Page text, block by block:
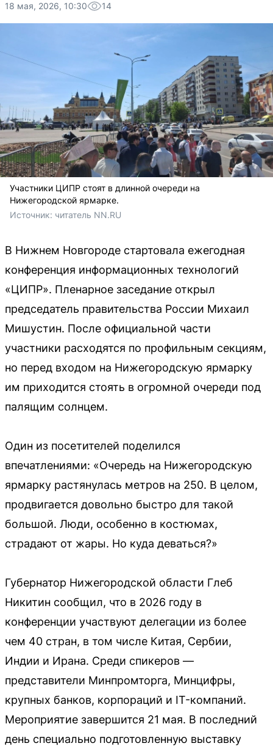
18 мая, 2026, 10:30 14
Участники ЦИПР стоят в длинной очереди на
Нижегородской ярмарке.
Источник: читатель NN.RU
В Нижнем Новгороде стартовала ежегодная
конференция информационных технологий
«ЦИПР». Пленарное заседание открыл
председатель правительства России Михаил
Мишустин. После официальной части
участники расходятся по профильным секциям,
но перед входом на Нижегородскую ярмарку
им приходится стоять в огромной очереди под
палящим солнцем.
Один из посетителей поделился
впечатлениями: «Очередь на Нижегородскую
ярмарку растянулась метров на 250. В целом,
продвигается довольно быстро для такой
большой. Люди, особенно в костюмах,
страдают от жары. Но куда деваться?»
Губернатор Нижегородской области Глеб
Никитин сообщил, что в 2026 году в
конференции участвуют делегации из более
чем 40 стран, в том числе Китая, Сербии,
Индии и Ирана. Среди спикеров —
представители Минпромторга, Минцифры,
крупных банков, корпораций и IT-компаний.
Мероприятие завершится 21 мая. В последний
день специально подготовленную выставку